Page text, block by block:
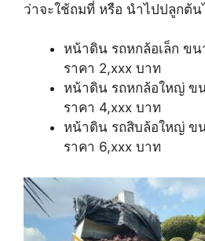
ว่าจะใช้ถมที่ หรือ นำไปปลูกต้น
หน้าดิน รถหกล้อเล็ก ข
ราคา 2,xxx บาท
หน้าดิน รถหกล้อใหญ่ ข
ราคา 4,xxx บาท
หน้าดิน รถสิบล้อใหญ่ ข
ราคา 6,xxx บาท